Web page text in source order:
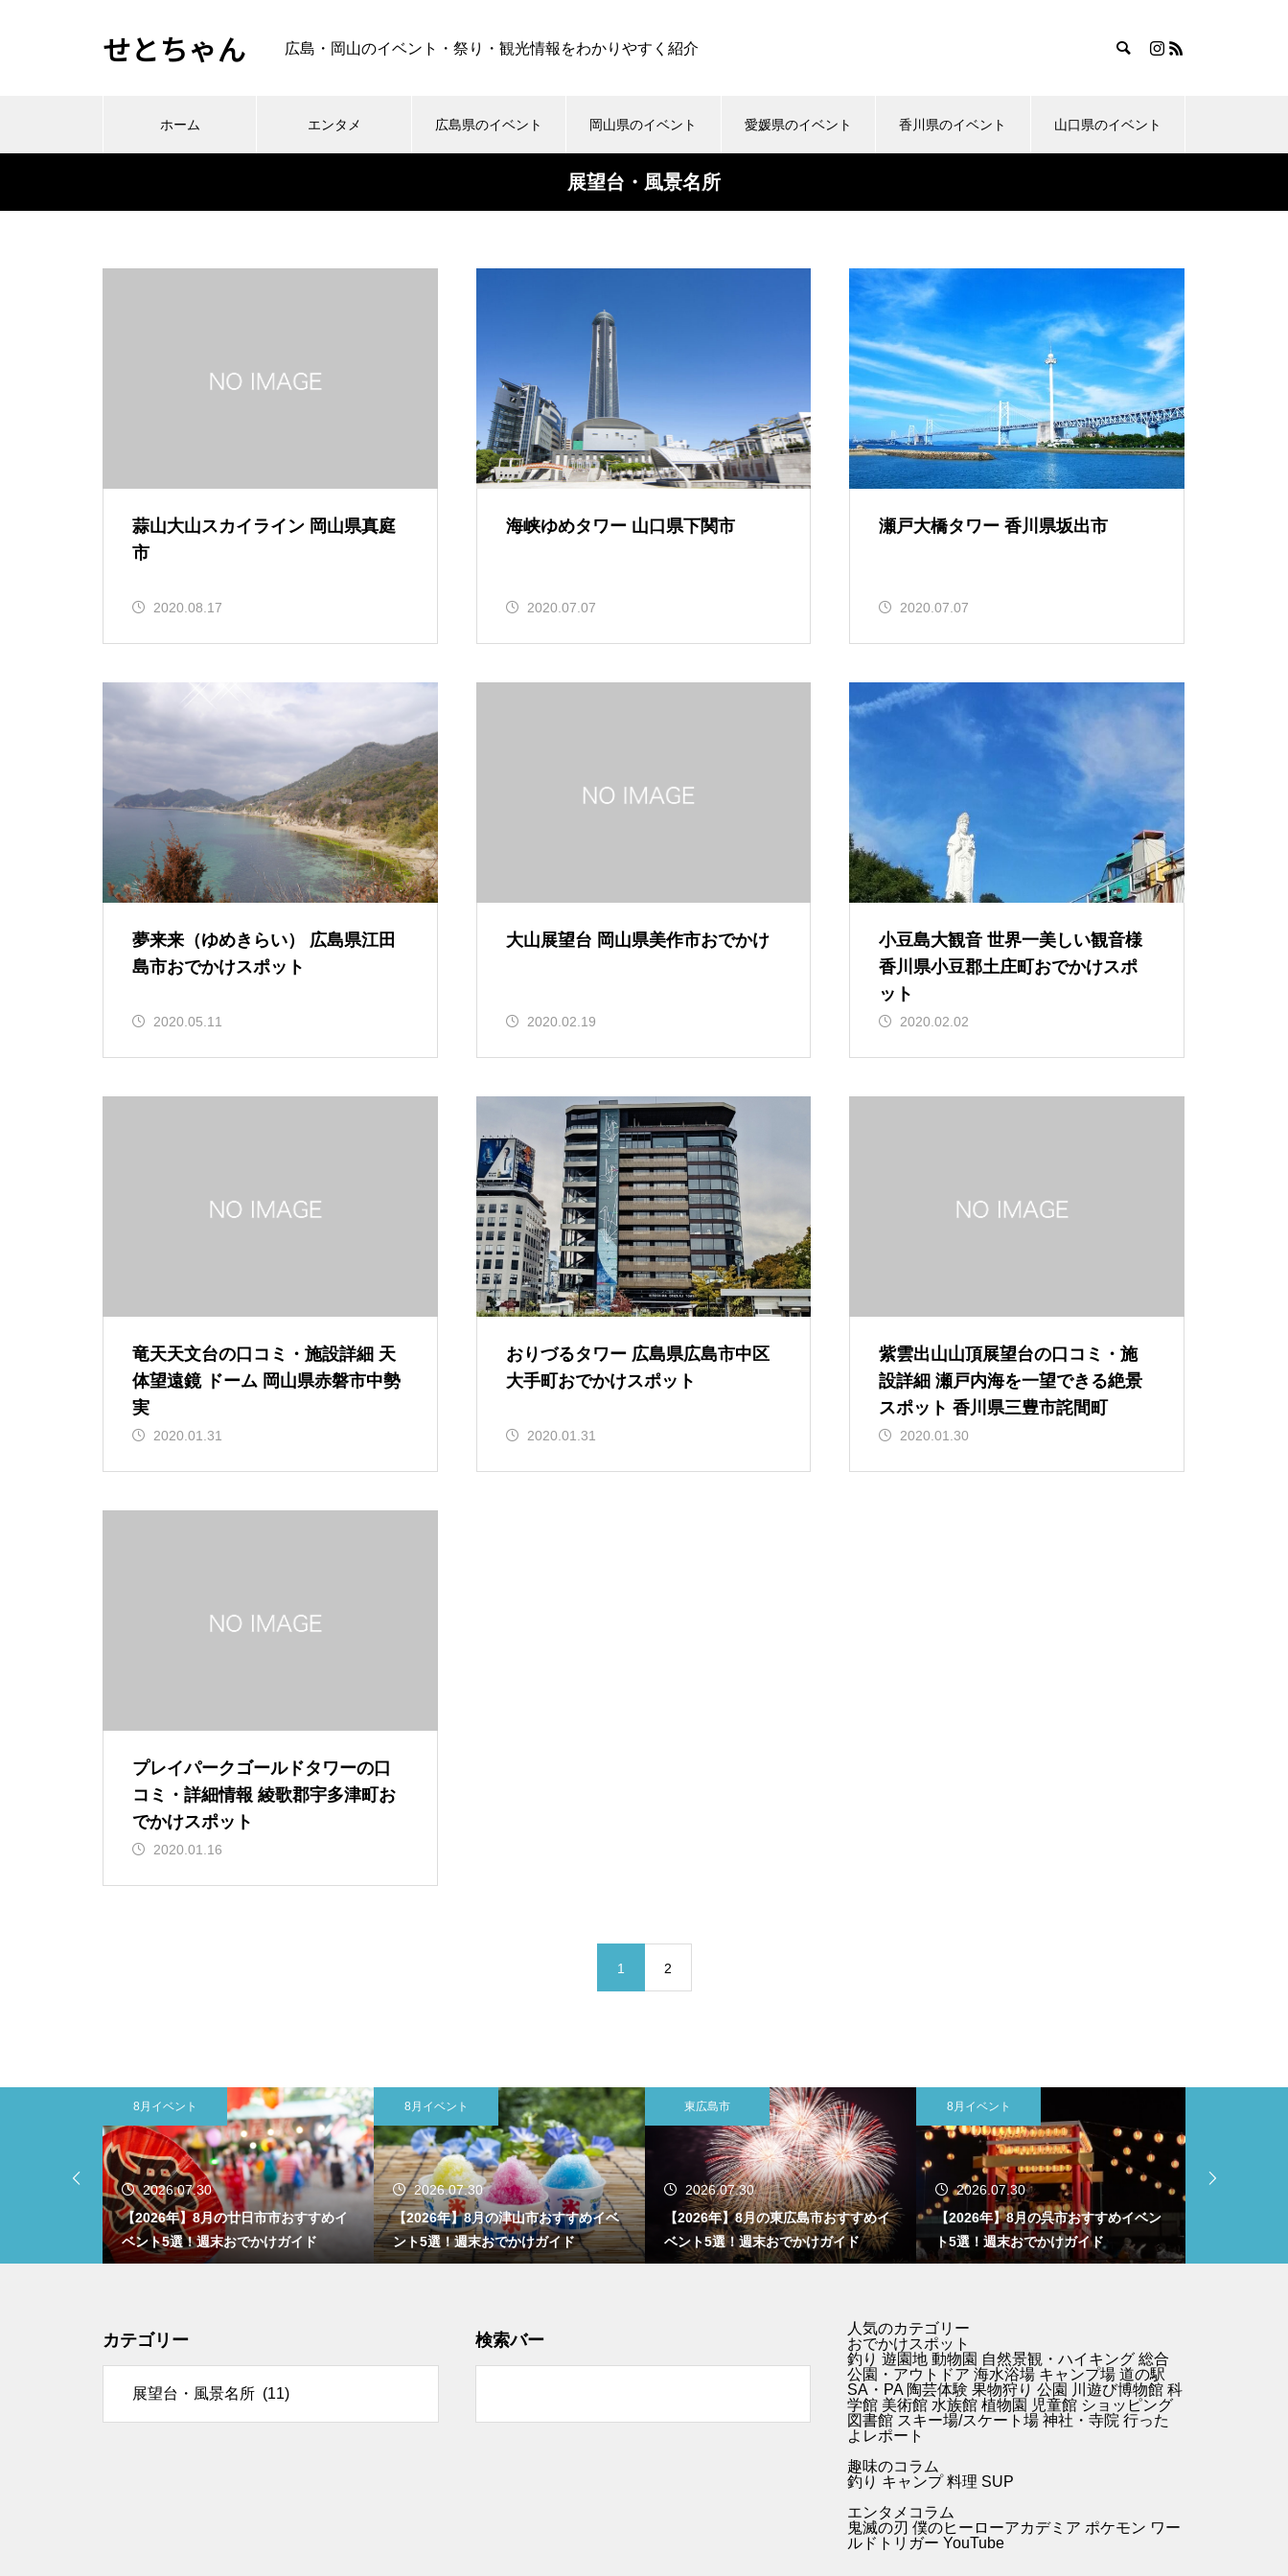
せとちゃん 広島・岡山のイベント・祭り・観光情報をわかりやすく紹介
ホーム エンタメ 広島県のイベント 岡山県のイベント 愛媛県のイベント 香川県のイベント 山口県のイベント
展望台・風景名所
蒜山大山スカイライン 岡山県真庭
市
2020.08.17
海峡ゆめタワー 山口県下関市
2020.07.07
瀬戸大橋タワー 香川県坂出市
2020.07.07
夢来来（ゆめきらい） 広島県江田
島市おでかけスポット
2020.05.11
大山展望台 岡山県美作市おでかけ
2020.02.19
小豆島大観音 世界一美しい観音様
香川県小豆郡土庄町おでかけスポ
ット
2020.02.02
竜天天文台の口コミ・施設詳細 天
体望遠鏡 ドーム 岡山県赤磐市中勢
実
2020.01.31
おりづるタワー 広島県広島市中区
大手町おでかけスポット
2020.01.31
紫雲出山山頂展望台の口コミ・施
設詳細 瀬戸内海を一望できる絶景
スポット 香川県三豊市詫間町
2020.01.30
プレイパークゴールドタワーの口
コミ・詳細情報 綾歌郡宇多津町お
でかけスポット
2020.01.16
1 2
8月イベント
2026.07.30
【2026年】8月の廿日市市おすすめイ
ベント5選！週末おでかけガイド
8月イベント
2026.07.30
【2026年】8月の津山市おすすめイベ
ント5選！週末おでかけガイド
東広島市
2026.07.30
【2026年】8月の東広島市おすすめイ
ベント5選！週末おでかけガイド
8月イベント
2026.07.30
【2026年】8月の呉市おすすめイベン
ト5選！週末おでかけガイド
カテゴリー 検索バー
人気のカテゴリー
おでかけスポット
釣り 遊園地動物園 自然景観・ハイキング 総合
公園・アウトドア海水浴場 キャンプ場 道の駅
SA・PA 陶芸体験 果物狩り 公園 川遊び博物館 科
学館 美術館 水族館 植物園 児童館 ショッピング
図書館 スキー場/スケート場 神社・寺院 行った
よレポート
趣味のコラム
釣り キャンプ料理 SUP
エンタメコラム
鬼滅の刃 僕のヒーローアカデミア ポケモン ワー
ルドトリガー YouTube